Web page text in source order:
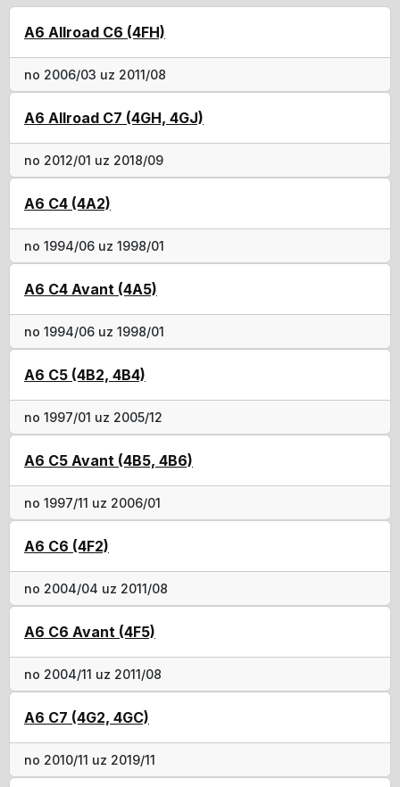
A6 Allroad C6 (4FH)
no 2006/03 uz 2011/08
A6 Allroad C7 (4GH, 4GJ)
no 2012/01 uz 2018/09
A6 C4 (4A2)
no 1994/06 uz 1998/01
A6 C4 Avant (4A5)
no 1994/06 uz 1998/01
A6 C5 (4B2, 4B4)
no 1997/01 uz 2005/12
A6 C5 Avant (4B5, 4B6)
no 1997/11 uz 2006/01
A6 C6 (4F2)
no 2004/04 uz 2011/08
A6 C6 Avant (4F5)
no 2004/11 uz 2011/08
A6 C7 (4G2, 4GC)
no 2010/11 uz 2019/11